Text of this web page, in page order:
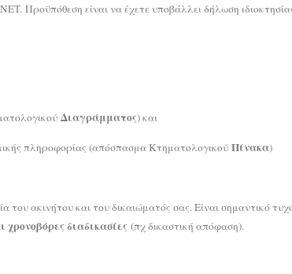
Προϋπόθεση είναι να έχετε υποβάλλει δήλωση
Διαγράμματος) και
πληροφορίας (απόσπασμα Κτηματολογικού Πίνακα)
του ακινήτου και του δικαιώματός σας. Είναι σημαντικό
χρονοβόρες διαδικασίες (πχ δικαστική απόφαση).